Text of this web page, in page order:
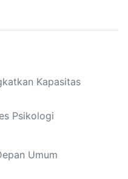
Kapasitas
Psikologi
Umum